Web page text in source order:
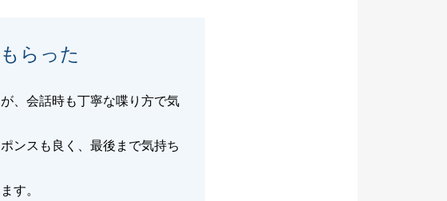
らった
、会話時も丁寧な喋り方で気
ンスも良く、最後まで気持ち
す。